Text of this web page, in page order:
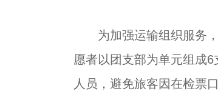
为加强运输组织服务，
愿者以团支部为单元组成
人员，避免旅客因在检票